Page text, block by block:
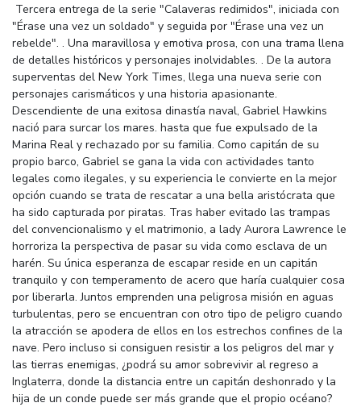
Tercera entrega de la serie "Calaveras redimidos", iniciada con
"Érase una vez un soldado" y seguida por "Érase una vez un
rebelde". . Una maravillosa y emotiva prosa, con una trama llena
de detalles históricos y personajes inolvidables. . De la autora
superventas del New York Times, llega una nueva serie con
personajes carismáticos y una historia apasionante.
Descendiente de una exitosa dinastía naval, Gabriel Hawkins
nació para surcar los mares. hasta que fue expulsado de la
Marina Real y rechazado por su familia. Como capitán de su
propio barco, Gabriel se gana la vida con actividades tanto
legales como ilegales, y su experiencia le convierte en la mejor
opción cuando se trata de rescatar a una bella aristócrata que
ha sido capturada por piratas. Tras haber evitado las trampas
del convencionalismo y el matrimonio, a lady Aurora Lawrence le
horroriza la perspectiva de pasar su vida como esclava de un
harén. Su única esperanza de escapar reside en un capitán
tranquilo y con temperamento de acero que haría cualquier cosa
por liberarla. Juntos emprenden una peligrosa misión en aguas
turbulentas, pero se encuentran con otro tipo de peligro cuando
la atracción se apodera de ellos en los estrechos confines de la
nave. Pero incluso si consiguen resistir a los peligros del mar y
las tierras enemigas, ¿podrá su amor sobrevivir al regreso a
Inglaterra, donde la distancia entre un capitán deshonrado y la
hija de un conde puede ser más grande que el propio océano?